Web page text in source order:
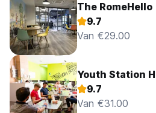
The RomeHello
9.7
Van €29.00
Youth Station
9.7
Van €31.00